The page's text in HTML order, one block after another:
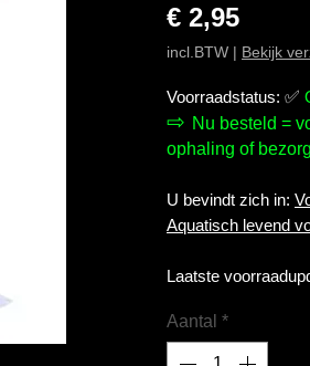
€ 2,95Prijs
incl.BTW | Bekijk
Voorraadstatus: ✅
⇨ Nu besteld =
ophaling of
U bevindt zich in:
Aquatisch levend
Laatste
Aantal *